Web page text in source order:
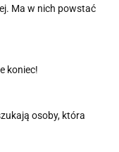
Ma w nich powstać
koniec!
osoby, która